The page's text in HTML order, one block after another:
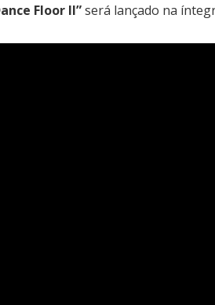
Floor II”será lançado na